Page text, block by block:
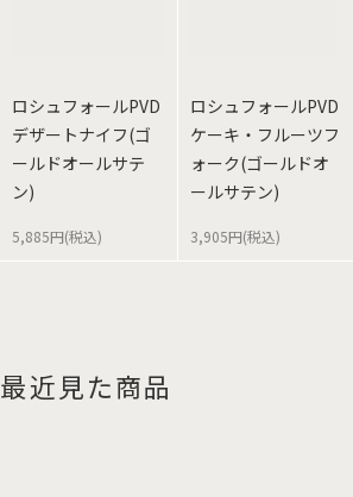
ロシュフォールPVD
デザートナイフ(ゴ
ールドオールサテ
ン)
5,885円(税込)
ロシュフォールPVD
ケーキ・フルーツフ
ォーク(ゴールドオ
ールサテン)
3,905円(税込)
最近見た商品